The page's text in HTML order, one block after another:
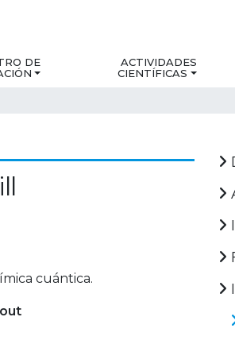
DE
ACTIVIDADES
CIENTÍFICAS
cuántica.